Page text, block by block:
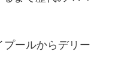
プールからデリー